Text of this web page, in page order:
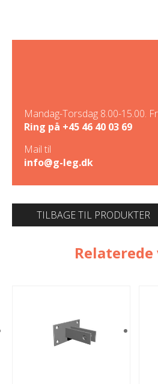
Mandag-Torsdag 8.00-15.00.
Ring på +45 46 40 03 69
Mail til
info@g-leg.dk
TILBAGE TIL PRODUKTER